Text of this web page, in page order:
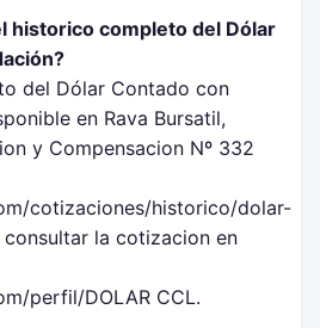
historico completo del Dólar
del Dólar Contado con
en Rava Bursatil,
y Compensacion Nº 332
cotizaciones/historico/dolar-
la cotizacion en
perfil/DOLAR CCL.